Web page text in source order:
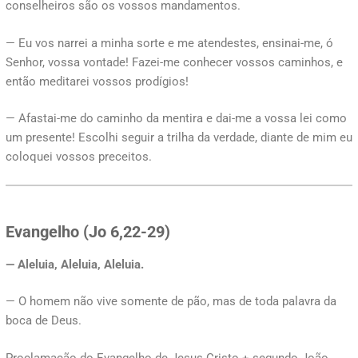
conselheiros são os vossos mandamentos.
— Eu vos narrei a minha sorte e me atendestes, ensinai-me, ó
Senhor, vossa vontade! Fazei-me conhecer vossos caminhos, e
então meditarei vossos prodígios!
— Afastai-me do caminho da mentira e dai-me a vossa lei como
um presente! Escolhi seguir a trilha da verdade, diante de mim eu
coloquei vossos preceitos.
Evangelho (Jo 6,22-29)
— Aleluia, Aleluia, Aleluia.
— O homem não vive somente de pão, mas de toda palavra da
boca de Deus.